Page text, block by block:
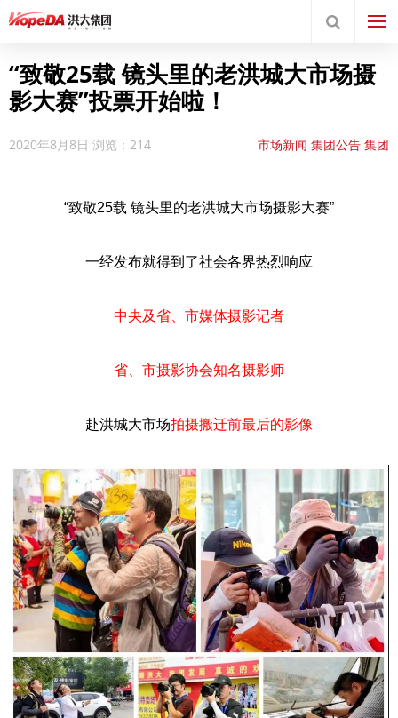
“致敬25载 镜头里的老洪城大市场摄
影大赛”投票开始啦！
2020年8月8日 浏览：214 市场新闻 集团公告 集团
“致敬25载 镜头里的老洪城大市场摄影大赛”
一经发布就得到了社会各界热烈响应
中央及省、市媒体摄影记者
省、市摄影协会知名摄影师
赴洪城大市场拍摄搬迁前最后的影像